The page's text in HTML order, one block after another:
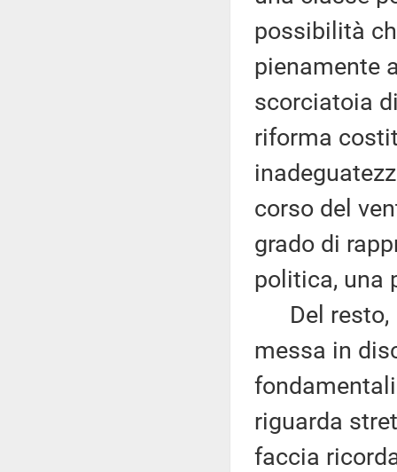
possibilità
pienamente
scorciatoia
riforma
corso del
grado di
politica, una
Del resto,
messa in
riguarda
faccia